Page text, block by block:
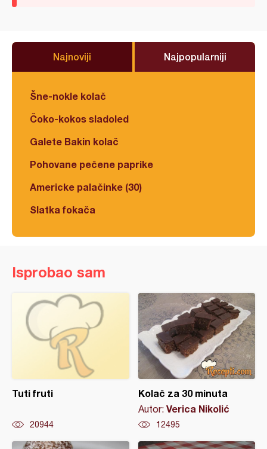
Najnoviji Najpopularniji
Šne-nokle kolač
Čoko-kokos sladoled
Galete Bakin kolač
Pohovane pečene paprike
Americke palačinke (30)
Slatka fokača
Isprobao sam
Tuti fruti
20944
Kolač za 30 minuta
Autor: Verica Nikolić
12495